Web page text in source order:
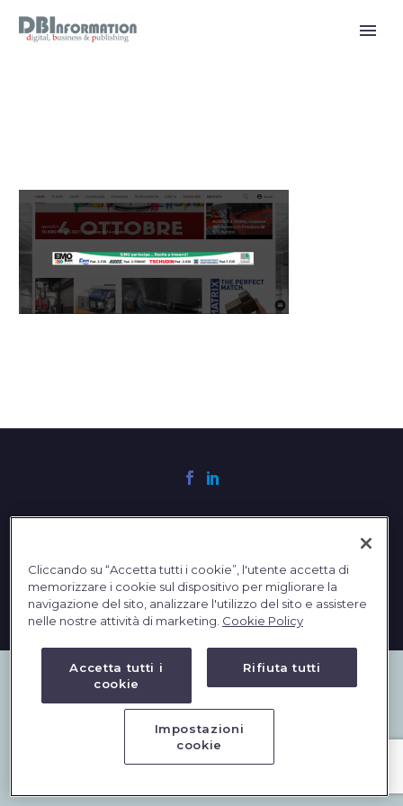
English
2023 © DBInformation SPA - Partita IVA: 09293820156
PRIVACY|COOKIES
Cliccando su “Accetta tutti i cookie”, l'utente accetta di
memorizzare i cookie sul dispositivo per migliorare la
navigazione del sito, analizzare l'utilizzo del sito e assistere
nelle nostre attività di marketing. Cookie Policy
Accetta tutti i
cookie
Rifiuta tutti
Impostazioni
cookie